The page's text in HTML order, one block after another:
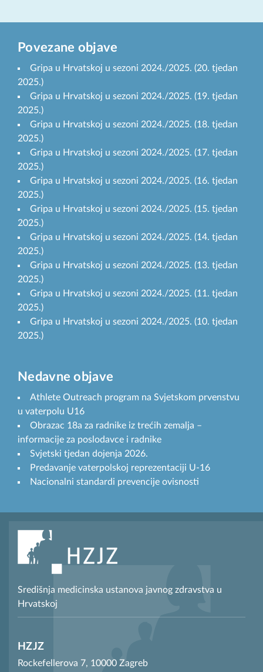
Povezane objave
Gripa u Hrvatskoj u sezoni 2024./2025. (20. tjedan
2025.)
Gripa u Hrvatskoj u sezoni 2024./2025. (19. tjedan
2025.)
Gripa u Hrvatskoj u sezoni 2024./2025. (18. tjedan
2025.)
Gripa u Hrvatskoj u sezoni 2024./2025. (17. tjedan
2025.)
Gripa u Hrvatskoj u sezoni 2024./2025. (16. tjedan
2025.)
Gripa u Hrvatskoj u sezoni 2024./2025. (15. tjedan
2025.)
Gripa u Hrvatskoj u sezoni 2024./2025. (14. tjedan
2025.)
Gripa u Hrvatskoj u sezoni 2024./2025. (13. tjedan
2025.)
Gripa u Hrvatskoj u sezoni 2024./2025. (11. tjedan
2025.)
Gripa u Hrvatskoj u sezoni 2024./2025. (10. tjedan
2025.)
Nedavne objave
Athlete Outreach program na Svjetskom prvenstvu
u vaterpolu U16
Obrazac 18a za radnike iz trećih zemalja –
informacije za poslodavce i radnike
Svjetski tjedan dojenja 2026.
Predavanje vaterpolskoj reprezentaciji U-16
Nacionalni standardi prevencije ovisnosti
Središnja medicinska ustanova javnog zdravstva u
Hrvatskoj
HZJZ
Rockefellerova 7, 10000 Zagreb